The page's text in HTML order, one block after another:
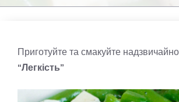
Приготуйте та смакуйте
“Легкість”